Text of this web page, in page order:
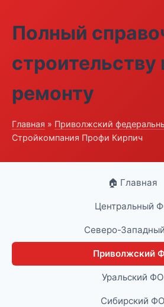
Полный
строительству
ремонту
Главная » Приволжский
Стройкомпания Профи Кирпич
🏠 Главная
Центральный
Северо-
Приволжский
Уральский ФО
Сибирский ФО